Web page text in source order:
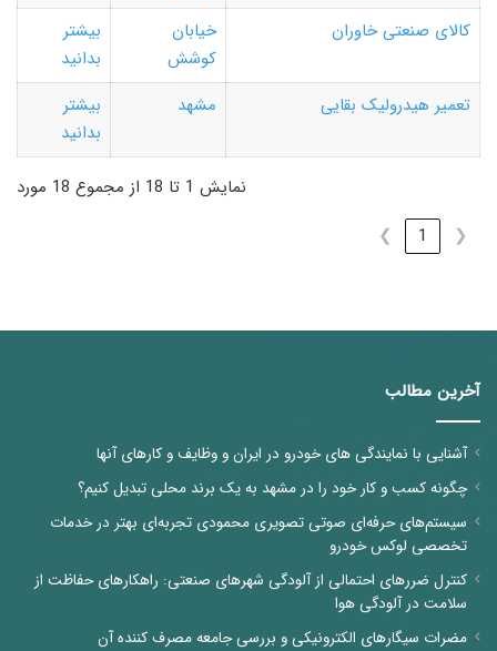
کالای صنعتی خاوران
خیابان
کوشش
بیشتر
بدانید
تعمیر هیدرولیک بقایی
مشهد
بیشتر
بدانید
نمایش 1 تا 18 از مجموع 18 مورد
❮
1
❯
آخرین مطالب
آشنایی با نمایندگی های خودرو در ایران و وظایف و کارهای آنها
چگونه کسب و کار خود را در مشهد به یک برند محلی تبدیل کنیم؟
سیستم‌های حرفه‌ای صوتی تصویری محمودی تجربه‌ای بهتر در خدمات
تخصصی لوکس خودرو
کنترل ضررهای احتمالی از آلودگی شهرهای صنعتی: راهکارهای حفاظت از
سلامت در آلودگی هوا
مضرات سیگارهای الکترونیکی و بررسی جامعه مصرف کننده آن